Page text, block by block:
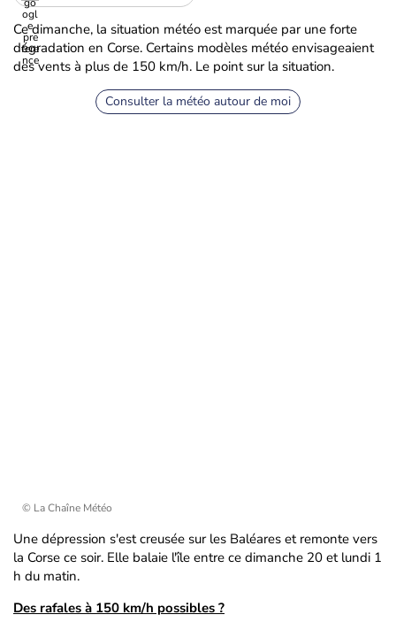
Ce dimanche, la situation météo est marquée par une forte
dégradation en Corse. Certains modèles météo envisageaient
des vents à plus de 150 km/h. Le point sur la situation.
Consulter la météo autour de moi
© La Chaîne Météo
Une dépression s'est creusée sur les Baléares et remonte vers
la Corse ce soir. Elle balaie l'île entre ce dimanche 20 et lundi 1
h du matin.
Des rafales à 150 km/h possibles ?